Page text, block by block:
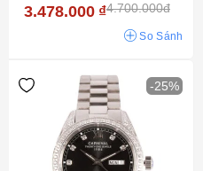
3.478.000 ₫4.700.000đ
So Sánh
-25%